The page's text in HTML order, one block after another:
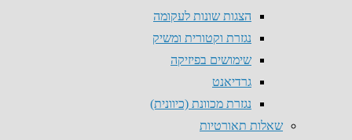
הצגות שונות לעקומה
נגזרת וקטורית ומשיק
שימושים בפיזיקה
גרדיאנט
נגזרת מכוונת (כיוונית)
שאלות תאורטיות